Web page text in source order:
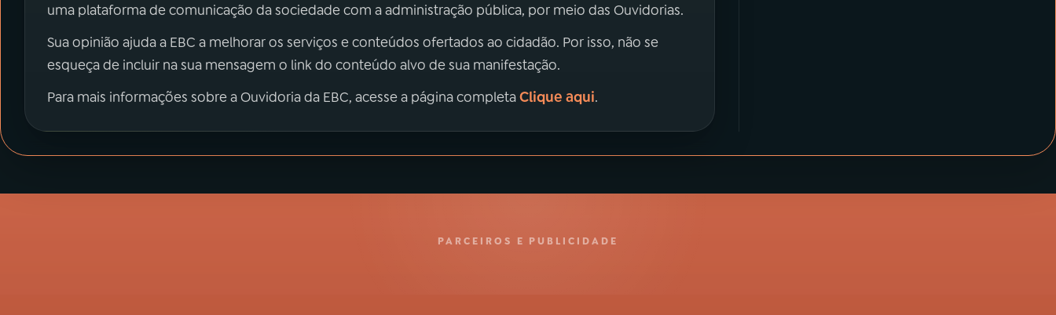
uma plataforma de comunicação da sociedade com a administração pública, por meio das Ouvidorias.
Sua opinião ajuda a EBC a melhorar os serviços e conteúdos ofertados ao cidadão. Por isso, não se
esqueça de incluir na sua mensagem o link do conteúdo alvo de sua manifestação.
Para mais informações sobre a Ouvidoria da EBC, acesse a página completaClique aqui.
PARCEIROS E PUBLICIDADE